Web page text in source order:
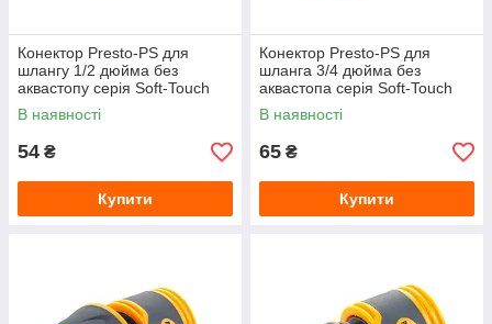
Конектор Presto-PS для
шлангу 1/2 дюйма без
аквастопу серія Soft-Touch
(4111T)
В наявності
54 ₴
Купити
Конектор Presto-PS для
шланга 3/4 дюйма без
аквастопа серія Soft-Touch
(4113T)
В наявності
65 ₴
Купити